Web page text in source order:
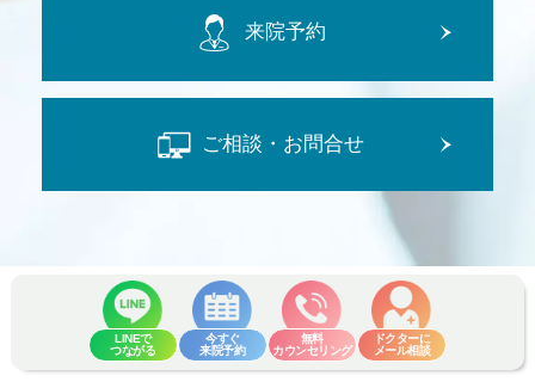
LINEで
つながる
今すぐ
来院予約
無料
カウンセリング
ドクターに
メール相談
来院予約
ご相談・お問合せ
SEISHIN論 未成年の方へのご案内